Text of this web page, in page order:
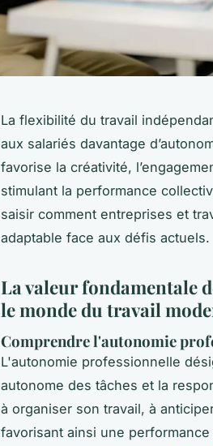
La flexibilité du travail
aux salariés davantage
favorise la créativité,
stimulant la performance
saisir comment entreprises et
adaptable face aux défis actuels.
La valeur fondamentale
le monde du travail
Comprendre l'autonomie
L'autonomie professionnelle
autonome des tâches et la
à organiser son travail, à
favorisant ainsi une